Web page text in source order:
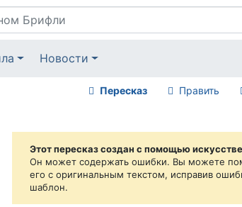
Новости
Пересказ Править
Этот пересказ создан с помощью
Он может содержать ошибки. Вы можете
его с оригинальным текстом, исправив
шаблон.